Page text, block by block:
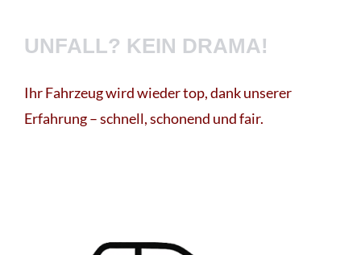
UNFALL? KEIN DRAMA!
Ihr Fahrzeug wird wieder top, dank unserer
Erfahrung – schnell, schonend und fair.